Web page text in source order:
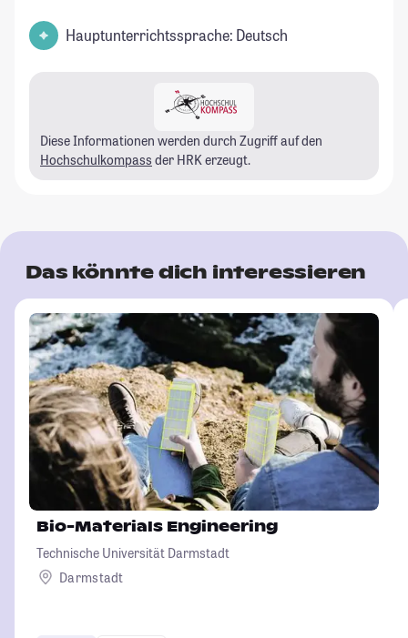
Hauptunterrichtssprache: Deutsch
Diese Informationen werden durch Zugriff auf den
Hochschulkompass der HRK erzeugt.
Das könnte dich interessieren
Bio-Materials Engineering
Technische Universität Darmstadt
Darmstadt